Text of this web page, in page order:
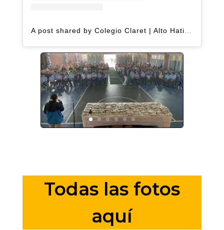
A post shared by Colegio Claret | Alto Hatillo (@clarethatillo)
Todas las fotos
aquí